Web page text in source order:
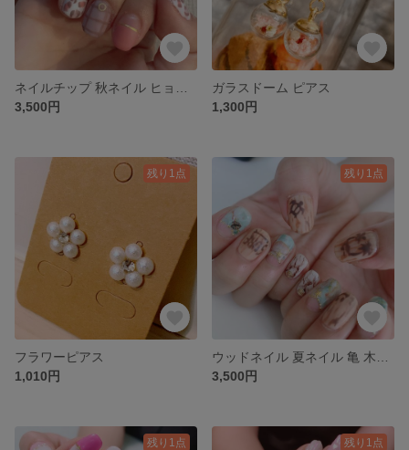
3,500円
ガラスドーム ピアス
1,300円
残り1点
フラワーピアス
1,010円
残り1点
3,500円
残り1点 残り1点